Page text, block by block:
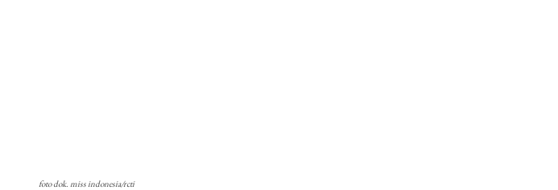
foto dok. miss indonesia/rcti